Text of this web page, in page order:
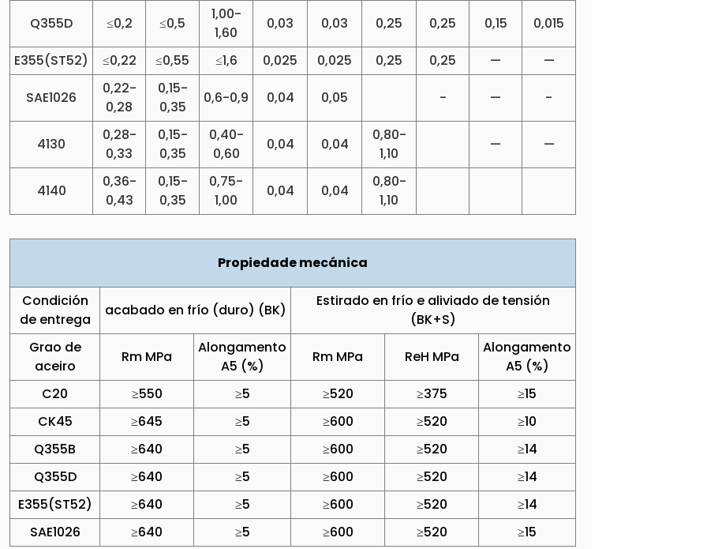
Q355D ≤0,2 ≤0,5
1,00-
1,60
0,03 0,03 0,25 0,25 0,15 0,015
E355(ST52) ≤0,22 ≤0,55 ≤1,6 0,025 0,025 0,25 0,25 — —
SAE1026
0,22-
0,28
0,15-
0,35
0,6-0,9 0,04 0,05 - — -
4130
0,28-
0,33
0,15-
0,35
0,40-
0,60
0,04 0,04
0,80-
1,10
— —
4140
0,36-
0,43
0,15-
0,35
0,75-
1,00
0,04 0,04
0,80-
1,10
Propiedade mecánica
Condición
de entrega
acabado en frío (duro) (BK)
Estirado en frío e aliviado de tensión
(BK+S)
Grao de
aceiro
Rm MPa
Alongamento
A5 (%)
Rm MPa ReH MPa
Alongamento
A5 (%)
C20
≥550 ≥5 ≥520 ≥375
≥15
CK45
≥645 ≥5 ≥600 ≥520
≥10
Q355B
≥640 ≥5 ≥600 ≥520
≥14
Q355D
≥640 ≥5 ≥600 ≥520
≥14
E355(ST52)
≥640 ≥5 ≥600 ≥520
≥14
SAE1026
≥640 ≥5 ≥600 ≥520 ≥15